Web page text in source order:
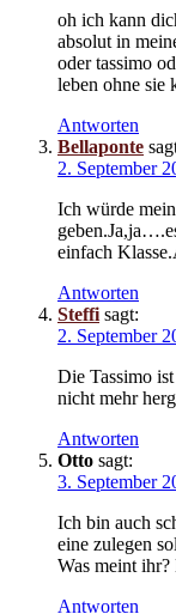
oh ich kann
absolut in
oder tassimo
leben ohne sie
Antworten
Bellaponte
2. September
Ich würde
einfach
Antworten
Steffi sagt:
2. September
Die Tassimo
nicht mehr
Antworten
Otto sagt:
3. September
Ich bin auch
eine zulegen
Was meint
Antworten